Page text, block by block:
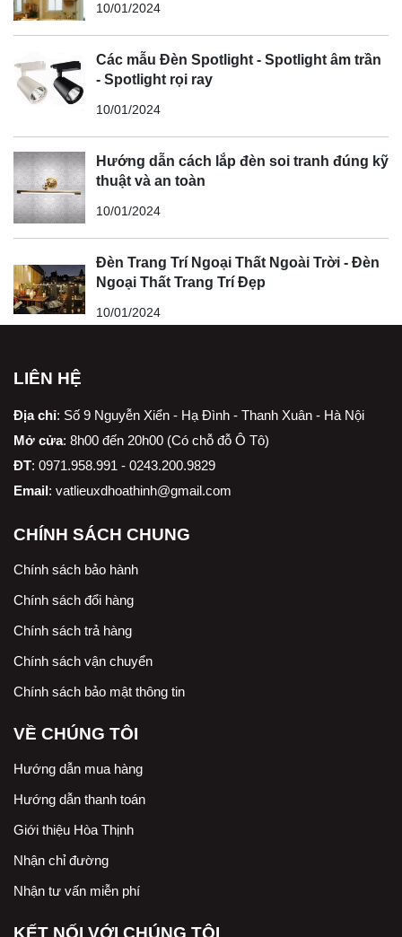
10/01/2024
Các mẫu Đèn Spotlight - Spotlight âm trần
- Spotlight rọi ray
10/01/2024
Hướng dẫn cách lắp đèn soi tranh đúng kỹ
thuật và an toàn
10/01/2024
Đèn Trang Trí Ngoại Thất Ngoài Trời - Đèn
Ngoại Thất Trang Trí Đẹp
10/01/2024
LIÊN HỆ
Địa chỉ: Số 9 Nguyễn Xiển - Hạ Đình - Thanh Xuân - Hà Nội
Mở cửa: 8h00 đến 20h00 (Có chỗ đỗ Ô Tô)
ĐT: 0971.958.991 - 0243.200.9829
Email: vatlieuxdhoathinh@gmail.com
CHÍNH SÁCH CHUNG
Chính sách bảo hành
Chính sách đổi hàng
Chính sách trả hàng
Chính sách vận chuyển
Chính sách bảo mật thông tin
VỀ CHÚNG TÔI
Hướng dẫn mua hàng
Hướng dẫn thanh toán
Giới thiệu Hòa Thịnh
Nhận chỉ đường
Nhận tư vấn miễn phí
KẾT NỐI VỚI CHÚNG TÔI